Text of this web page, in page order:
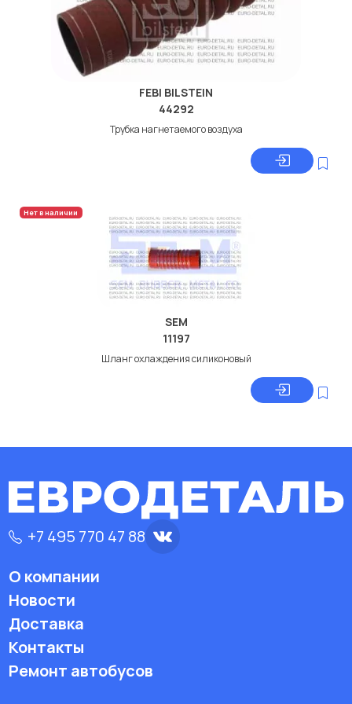
FEBI BILSTEIN
44292
Трубка нагнетаемого воздуха
Нет в наличии
SEM
11197
Шланг охлаждения силиконовый
+7 495 770 47 88
О компании
Новости
Доставка
Контакты
Ремонт автобусов